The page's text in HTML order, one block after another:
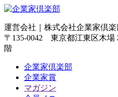
運営会社｜ 株式会社企業家倶楽
〒135-0042 東京都江東区木場
階
企業家倶楽部
企業家賞
マガジン